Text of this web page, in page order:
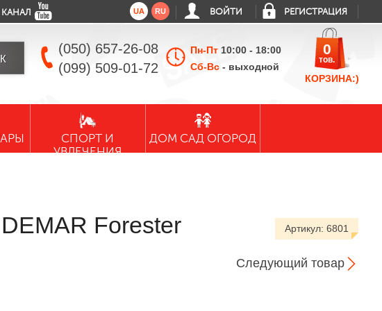
UA RU ВОЙТИ РЕГИСТРАЦИЯ
(050) 657-26-08
(099) 509-01-72
Пн-Пт 10:00 - 18:00
Сб-Вс - выходной
КОРЗИНА:)
0
тов.
СПОРТ И
УВЛЕЧЕНИЯ
ДОМ САД ОГОРОД
Forester Артикул: 6801
Следующий товар